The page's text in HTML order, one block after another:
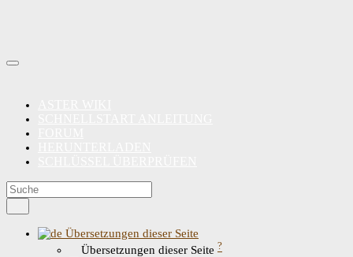
Übersetzungen dieser Seite
Übersetzungen dieser Seite ?